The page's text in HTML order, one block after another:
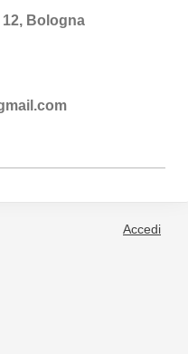
Bologna
Accedi